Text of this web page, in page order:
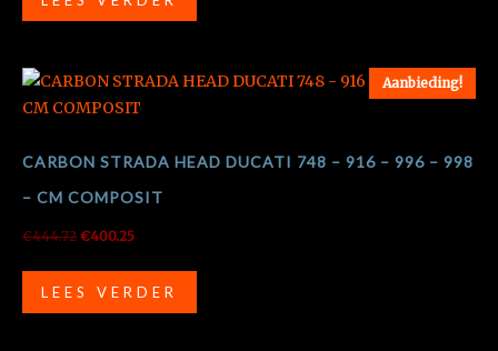
€36.00.€29.95.
Aanbieding!
CARBON STRADA HEAD DUCATI 748 – 916 – 996 – 998
– CM COMPOSIT
€444.72 Oorspronkelijke
was:
€444.72.
€400.25Huidige
is:
€400.25.
LEES VERDER